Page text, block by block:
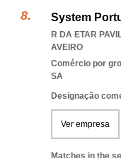
System
R DA ETAR
AVEIRO
Comércio por
SA
Designação
Ver empresa
Matches in the